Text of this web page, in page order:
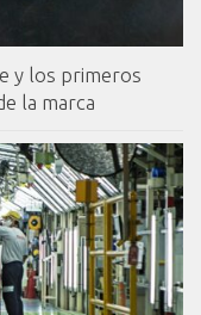
y los primeros
la marca